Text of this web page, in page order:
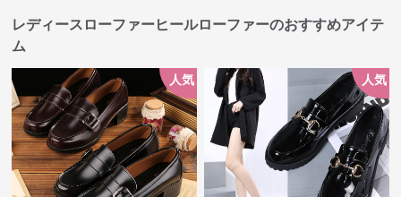
レディースローファーヒールローファーのおすすめアイテ
ム
人気 人気